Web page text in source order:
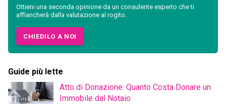
Ottieni una seconda opinione da un consulente esperto che ti
affiancherà dalla valutazione al rogito.
CHIEDILO A NOI
Guide più lette
Atto di Donazione: Quanto Costa Donare un
Immobile dal Notaio